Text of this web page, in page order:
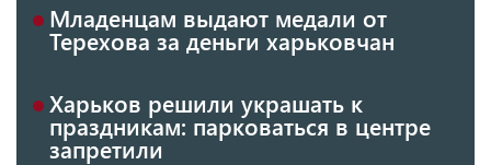
Младенцам выдают медали от
Терехова за деньги харьковчан
Харьков решили украшать к
праздникам: парковаться в центре
запретили